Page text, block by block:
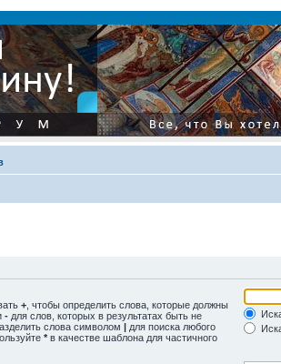
+ , чтобы определить слова, которые должны
- для слов, которых в результатах быть не
слова символом | для поиска любого
* в качестве шаблона для частичного